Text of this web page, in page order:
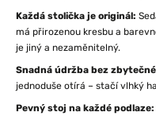
Každá stolička je originál:
má přirozenou kresbu a
je jiný a nezaměnitelný.
Snadná údržba bez
jednoduše otírá – stačí vlhký
Pevný stoj na každé podlaze: